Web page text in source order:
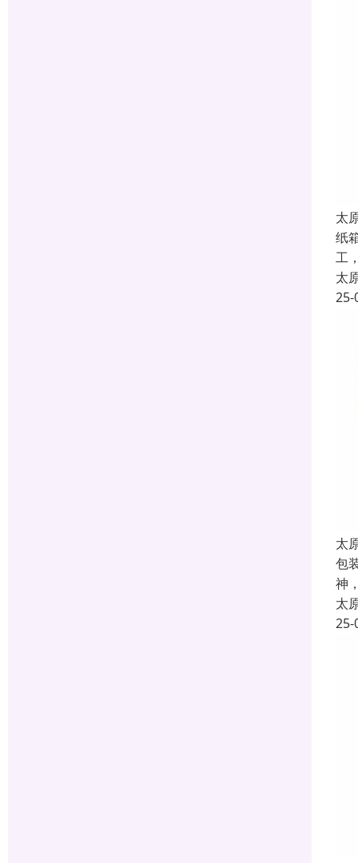
太
纸
工
太
25-
太
包
神
太
25-